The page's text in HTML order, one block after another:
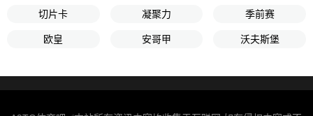
切片卡 凝聚力 季前赛
欧皇 安哥甲 沃夫斯堡